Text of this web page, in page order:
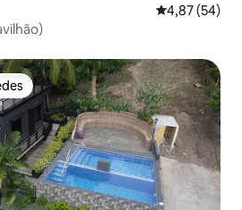
4,87 de uma
4,87 (54)
dos hóspedes